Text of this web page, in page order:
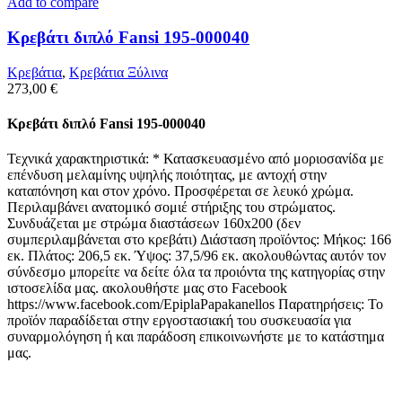
Κρεβάτι διπλό Fansi 195-000040
Κρεβάτια, Κρεβάτια Ξύλινα
273,00 €
Κρεβάτι διπλό Fansi 195-000040
Τεχνικά χαρακτηριστικά: * Κατασκευασμένο από μοριοσανίδα με
επένδυση μελαμίνης υψηλής ποιότητας, με αντοχή στην
καταπόνηση και στον χρόνο. Προσφέρεται σε λευκό χρώμα.
Περιλαμβάνει ανατομικό σομιέ στήριξης του στρώματος.
Συνδυάζεται με στρώμα διαστάσεων 160x200 (δεν
συμπεριλαμβάνεται στο κρεβάτι) Διάσταση προϊόντος: Μήκος: 166
εκ. Πλάτος: 206,5 εκ. Ύψος: 37,5/96 εκ. ακολουθώντας αυτόν τον
σύνδεσμο μπορείτε να δείτε όλα τα προιόντα της κατηγορίας στην
ιστοσελίδα μας. ακολουθήστε μας στο Facebook
https://www.facebook.com/EpiplaPapakanellos Παρατηρήσεις: Το
προϊόν παραδίδεται στην εργοστασιακή του συσκευασία για
συναρμολόγηση ή και παράδοση επικοινωνήστε με το κατάστημα
μας.